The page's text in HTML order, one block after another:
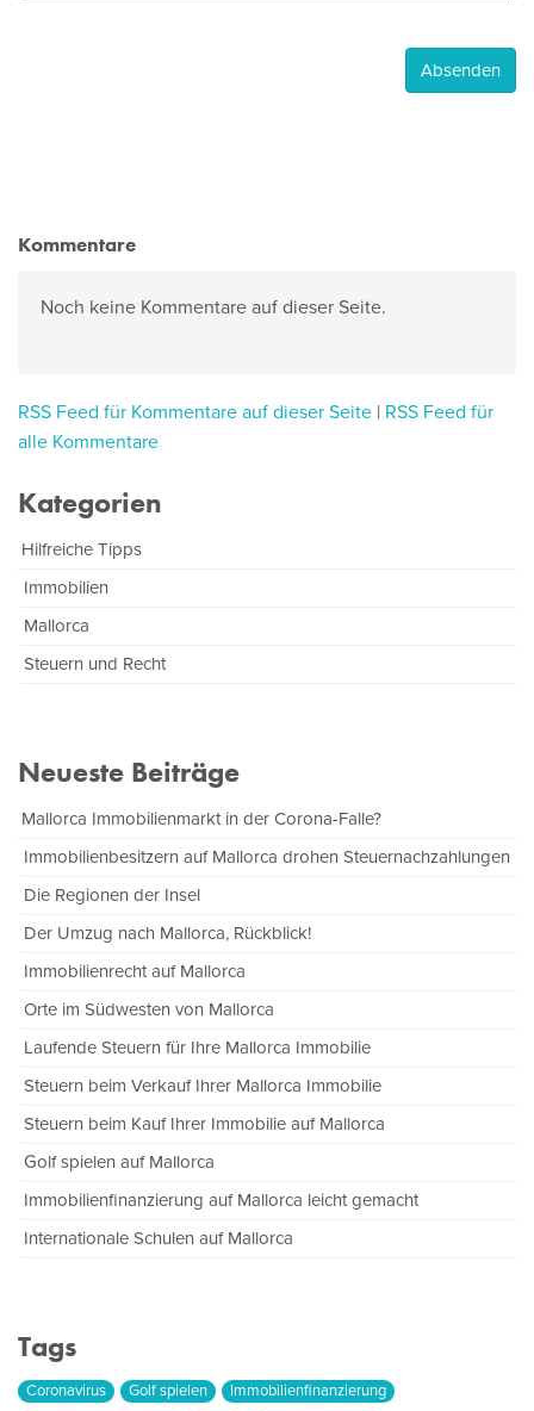
Kommentare
Noch keine Kommentare auf dieser Seite.
RSS Feed für Kommentare auf dieser Seite | RSS Feed für
alle Kommentare
Kategorien
Hilfreiche Tipps
Immobilien
Mallorca
Steuern und Recht
Neueste Beiträge
Mallorca Immobilienmarkt in der Corona-Falle?
Immobilienbesitzern auf Mallorca drohen Steuernachzahlungen
Die Regionen der Insel
Der Umzug nach Mallorca, Rückblick!
Immobilienrecht auf Mallorca
Orte im Südwesten von Mallorca
Laufende Steuern für Ihre Mallorca Immobilie
Steuern beim Verkauf Ihrer Mallorca Immobilie
Steuern beim Kauf Ihrer Immobilie auf Mallorca
Golf spielen auf Mallorca
Immobilienfinanzierung auf Mallorca leicht gemacht
Internationale Schulen auf Mallorca
Tags
Coronavirus Golf spielen
Immobilienfinanzierung